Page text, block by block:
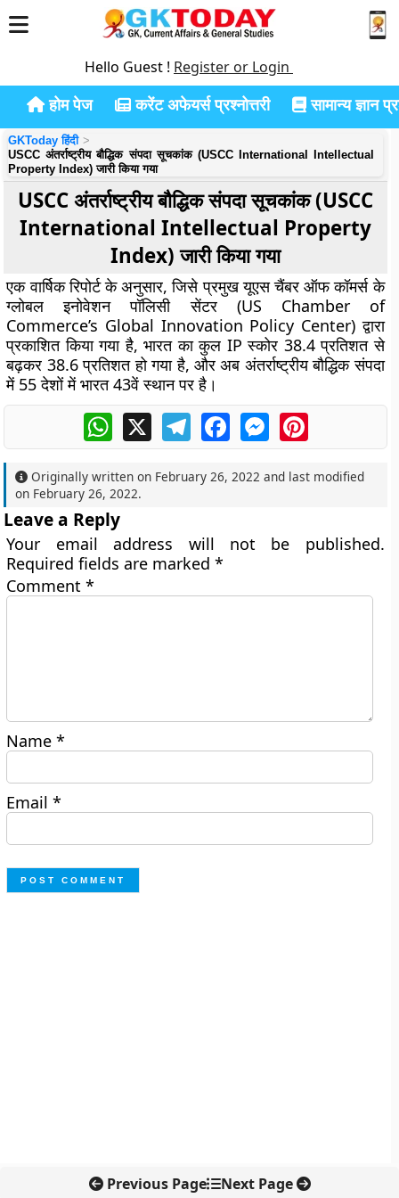
Hello Guest ! Register or Login
होम पेज करेंट अफेयर्स प्रश्नोत्तरी सामान्य ज्ञान
GKToday हिंदी
USCC अंतर्राष्ट्रीय बौद्धिक संपदा सूचकांक (USCC International Intellectual
Property Index) जारी किया गया
USCC अंतर्राष्ट्रीय बौद्धिक संपदा सूचकांक (USCC
International Intellectual Property
Index) जारी किया गया
एक वार्षिक रिपोर्ट के अनुसार, जिसे प्रमुख यूएस चैंबर ऑफ कॉमर्स के
ग्लोबल इनोवेशन पॉलिसी सेंटर (US Chamber of
Commerce’s Global Innovation Policy Center) द्वारा
प्रकाशित किया गया है, भारत का कुल IP स्कोर 38.4 प्रतिशत से
बढ़कर 38.6 प्रतिशत हो गया है, और अब अंतर्राष्ट्रीय बौद्धिक संपदा
में 55 देशों में भारत 43वें स्थान पर है।
WhatsApp
X TelegramFacebookMessengerPinterest
Originally written on February 26, 2022 and last modified
on February 26, 2022.
Leave a Reply
Your email address will not be published.
Required fields are marked*
Comment*
Name*
Email*
Previous Page Next Page